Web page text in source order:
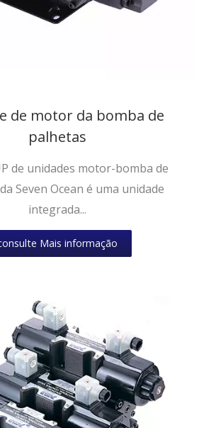
de motor da bomba de
palhetas
de unidades motor-bomba de
Seven Ocean é uma unidade
integrada...
Mais informação